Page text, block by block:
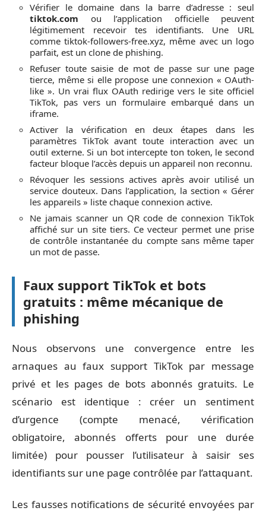
Vérifier le domaine dans la barre d’adresse : seul
tiktok.com ou l’application officielle peuvent
légitimement recevoir tes identifiants. Une URL
comme tiktok-followers-free.xyz, même avec un logo
parfait, est un clone de phishing.
Refuser toute saisie de mot de passe sur une page
tierce, même si elle propose une connexion « OAuth-
like ». Un vrai flux OAuth redirige vers le site officiel
TikTok, pas vers un formulaire embarqué dans un
iframe.
Activer la vérification en deux étapes dans les
paramètres TikTok avant toute interaction avec un
outil externe. Si un bot intercepte ton token, le second
facteur bloque l’accès depuis un appareil non reconnu.
Révoquer les sessions actives après avoir utilisé un
service douteux. Dans l’application, la section « Gérer
les appareils » liste chaque connexion active.
Ne jamais scanner un QR code de connexion TikTok
affiché sur un site tiers. Ce vecteur permet une prise
de contrôle instantanée du compte sans même taper
un mot de passe.
Faux support TikTok et bots
gratuits : même mécanique de
phishing
Nous observons une convergence entre les
arnaques au faux support TikTok par message
privé et les pages de bots abonnés gratuits. Le
scénario est identique : créer un sentiment
d’urgence (compte menacé, vérification
obligatoire, abonnés offerts pour une durée
limitée) pour pousser l’utilisateur à saisir ses
identifiants sur une page contrôlée par l’attaquant.
Les fausses notifications de sécurité envoyées par